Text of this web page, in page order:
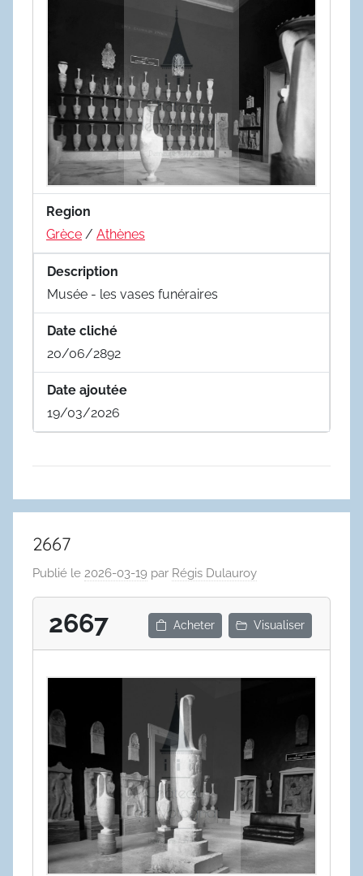
Region
Grèce / Athènes
Description
Musée - les vases funéraires
Date cliché
20/06/2892
Date ajoutée
19/03/2026
2667
Publié le 2026-03-19 par Régis Dulauroy
2667 Acheter Visualiser